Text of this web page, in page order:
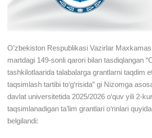
O’zbekiston Respublikasi Vazirlar
martdagi 149-sonli qarori bilan tasdiqlangan
tashkilotlaarida talabalarga grantlarni taqdim
taqsimlash tartibi to‘g‘risida” gi Nizomga
davlat universitetida 2025/2026 o‘quv yili 2-
taqsimlanadigan ta’lim grantlari o‘rinlari
belgilandi: